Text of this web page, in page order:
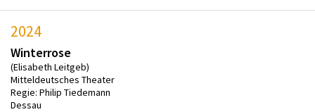
2024
Winterrose
(Elisabeth Leitgeb)
Mitteldeutsches Theater
Regie: Philip Tiedemann
Dessau